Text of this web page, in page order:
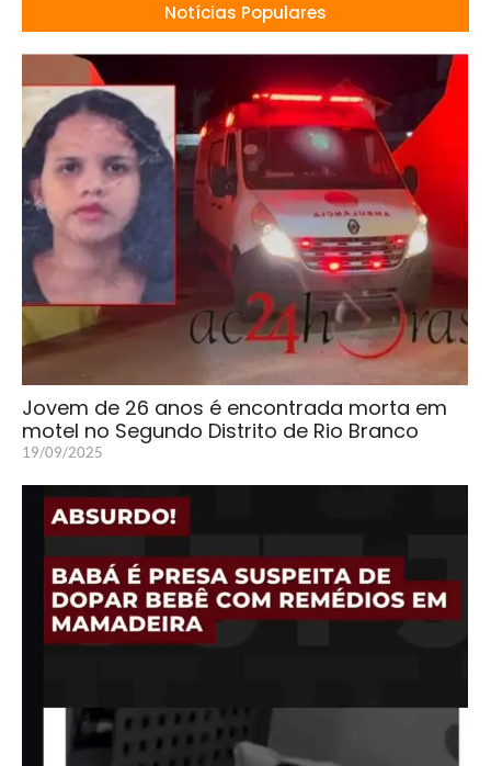
Notícias Populares
Jovem de 26 anos é encontrada morta em
motel no Segundo Distrito de Rio Branco
19/09/2025